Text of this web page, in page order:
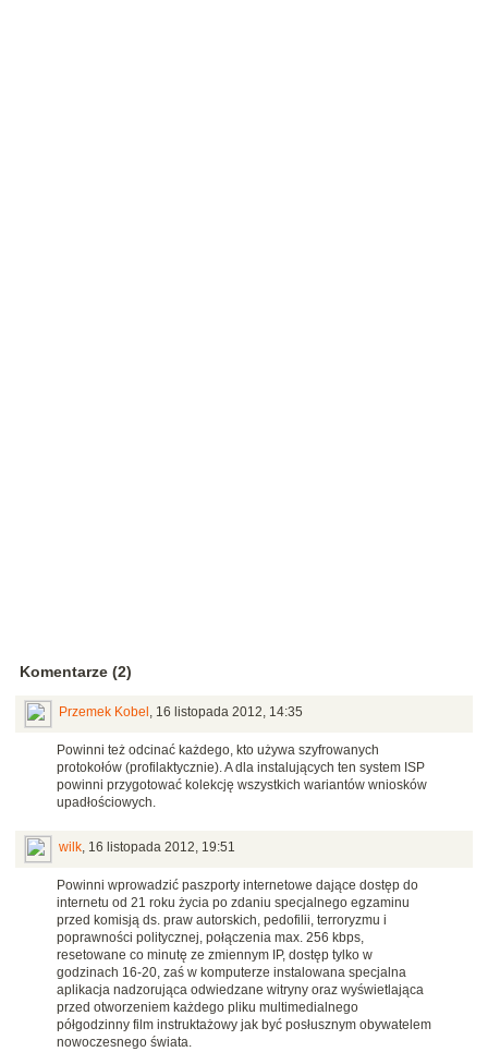
Komentarze (2)
Przemek Kobel , 16 listopada 2012, 14:35
Powinni też odcinać każdego, kto używa szyfrowanych
protokołów (profilaktycznie). A dla instalujących ten system ISP
powinni przygotować kolekcję wszystkich wariantów wniosków
upadłościowych.
wilk, 16 listopada 2012, 19:51
Powinni wprowadzić paszporty internetowe dające dostęp do
internetu od 21 roku życia po zdaniu specjalnego egzaminu
przed komisją ds. praw autorskich, pedofilii, terroryzmu i
poprawności politycznej, połączenia max. 256 kbps,
resetowane co minutę ze zmiennym IP, dostęp tylko w
godzinach 16-20, zaś w komputerze instalowana specjalna
aplikacja nadzorująca odwiedzane witryny oraz wyświetlająca
przed otworzeniem każdego pliku multimedialnego
półgodzinny film instruktażowy jak być posłusznym obywatelem
nowoczesnego świata.